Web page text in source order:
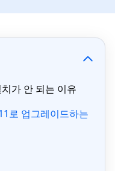
가 안 되는 이유
로 업그레이드하는